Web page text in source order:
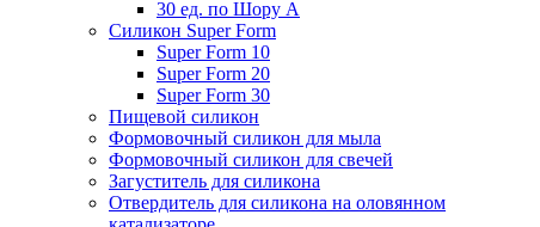
30 ед. по Шору А
Силикон Super Form
Super Form 10
Super Form 20
Super Form 30
Пищевой силикон
Формовочный силикон для мыла
Формовочный силикон для свечей
Загуститель для силикона
Отвердитель для силикона на оловянном